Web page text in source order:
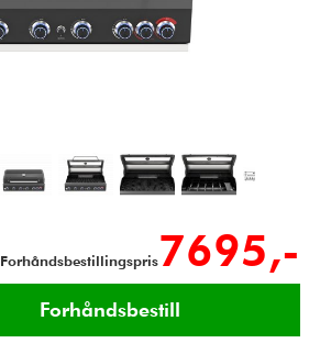
Forhåndsbestillingspris7695,-